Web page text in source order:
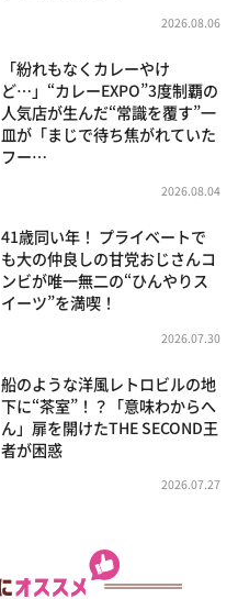
2026.08.06
「紛れもなくカレーやけ
ど…」“カレーEXPO”3度制覇の
人気店が生んだ“常識を覆す”一
皿が「まじで待ち焦がれていた
フー…
2026.08.04
41歳同い年！ プライベートで
も大の仲良しの甘党おじさんコ
ンビが唯一無二の“ひんやりス
イーツ”を満喫！
2026.07.30
船のような洋風レトロビルの地
下に“茶室”！？「意味わからへ
ん」扉を開けたTHE SECOND王
者が困惑
2026.07.27